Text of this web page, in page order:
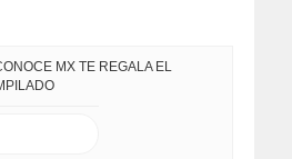
MX TE REGALA EL